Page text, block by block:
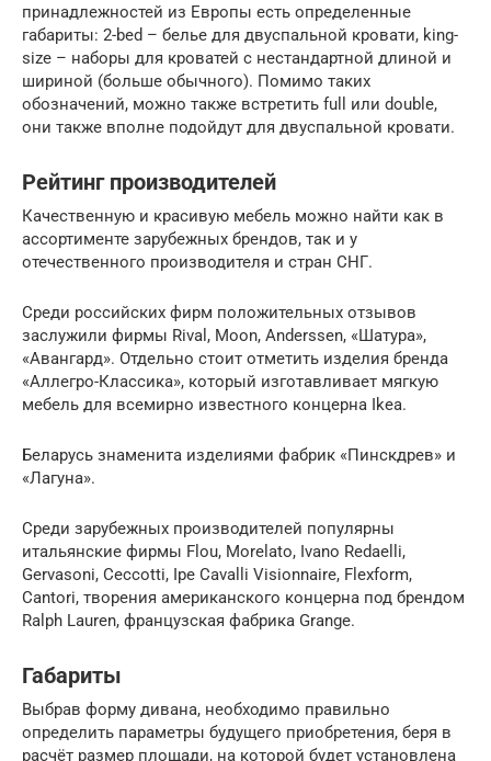
принадлежностей из Европы есть определенные
габариты: 2-bed – белье для двуспальной кровати, king-
size – наборы для кроватей с нестандартной длиной и
шириной (больше обычного). Помимо таких
обозначений, можно также встретить full или double,
они также вполне подойдут для двуспальной кровати.
Рейтинг производителей
Качественную и красивую мебель можно найти как в
ассортименте зарубежных брендов, так и у
отечественного производителя и стран СНГ.
Среди российских фирм положительных отзывов
заслужили фирмы Rival, Moon, Anderssen, «Шатура»,
«Авангард». Отдельно стоит отметить изделия бренда
«Аллегро-Классика», который изготавливает мягкую
мебель для всемирно известного концерна Ikea.
Беларусь знаменита изделиями фабрик «Пинскдрев» и
«Лагуна».
Среди зарубежных производителей популярны
итальянские фирмы Flou, Morelato, Ivano Redaelli,
Gervasoni, Ceccotti, Ipe Cavalli Visionnaire, Flexform,
Cantori, творения американского концерна под брендом
Ralph Lauren, французская фабрика Grange.
Габариты
Выбрав форму дивана, необходимо правильно
определить параметры будущего приобретения, беря в
расчёт размер площади, на которой будет установлена